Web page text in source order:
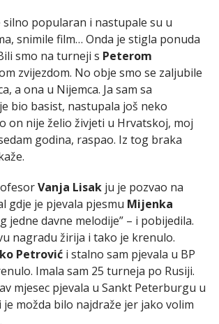
silno popularan i nastupale su u
snimile film… Onda je stigla ponuda
smo na turneji s Peterom
zvijezdom. No obje smo se zaljubile
a ona u Nijemca. Ja sam sa
bio basist, nastupala još neko
on nije želio živjeti u Hrvatskoj, moj
godina, raspao. Iz tog braka
Vanja Lisakju je pozvao na
gdje je pjevala pjesmu Mijenka
jedne davne melodije” – i pobijedila.
nagradu žirija i tako je krenulo.
Petrovići stalno sam pjevala u BP
Imala sam 25 turneja po Rusiji.
mjesec pjevala u Sankt Peterburgu u
je možda bilo najdraže jer jako volim